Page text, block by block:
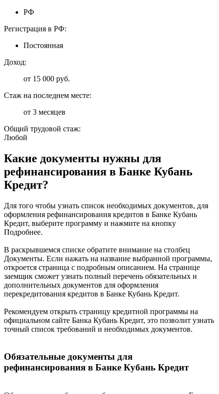
РФ
Регистрация в РФ:
Постоянная
Доход:
от 15 000 руб.
Стаж на последнем месте:
от 3 месяцев
Общий трудовой стаж:
Любой
Какие документы нужны для
рефинансирования в Банке Кубань
Кредит?
Для того чтобы узнать список необходимых документов, для
оформления рефинансирования кредитов в Банке Кубань
Кредит, выберите программу и нажмите на кнопку
Подробнее.
В раскрывшемся списке обратите внимание на столбец
Документы. Если нажать на название выбранной программы,
откроется страница с подробным описанием. На странице
заемщик сможет узнать полный перечень обязательных и
дополнительных документов для оформления
перекредитования кредитов в Банке Кубань Кредит.
Рекомендуем открыть страницу кредитной программы на
официальном сайте Банка Кубань Кредит, это позволит узнать
точный список требований и необходимых документов.
Обязательные документы для
рефинансирования в Банке Кубань Кредит